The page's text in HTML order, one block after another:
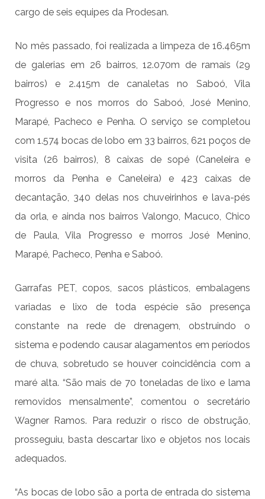
cargo de seis equipes da Prodesan.
No mês passado, foi realizada a limpeza de 16.465m
de galerias em 26 bairros, 12.070m de ramais (29
bairros) e 2.415m de canaletas no Saboó, Vila
Progresso e nos morros do Saboó, José Menino,
Marapé, Pacheco e Penha. O serviço se completou
com 1.574 bocas de lobo em 33 bairros, 621 poços de
visita (26 bairros), 8 caixas de sopé (Caneleira e
morros da Penha e Caneleira) e 423 caixas de
decantação, 340 delas nos chuveirinhos e lava-pés
da orla, e ainda nos bairros Valongo, Macuco, Chico
de Paula, Vila Progresso e morros José Menino,
Marapé, Pacheco, Penha e Saboó.
Garrafas PET, copos, sacos plásticos, embalagens
variadas e lixo de toda espécie são presença
constante na rede de drenagem, obstruindo o
sistema e podendo causar alagamentos em períodos
de chuva, sobretudo se houver coincidência com a
maré alta. “São mais de 70 toneladas de lixo e lama
removidos mensalmente”, comentou o secretário
Wagner Ramos. Para reduzir o risco de obstrução,
prosseguiu, basta descartar lixo e objetos nos locais
adequados.
“As bocas de lobo são a porta de entrada do sistema